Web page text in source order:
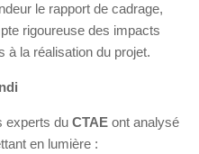
le rapport de cadrage,
rigoureuse des impacts
à la réalisation du projet.
experts du CTAE ont analysé
en lumière :